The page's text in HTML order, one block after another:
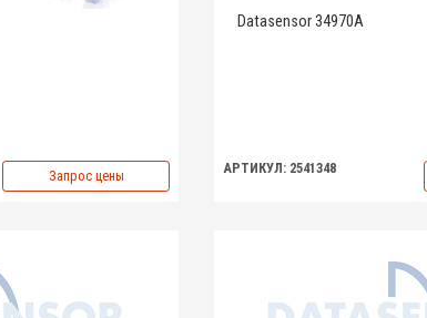
Запрос цены
Datasensor 34970A
АРТИКУЛ: 2541348